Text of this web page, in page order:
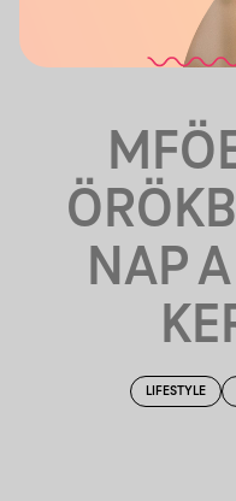
NAP
LIFESTYLE